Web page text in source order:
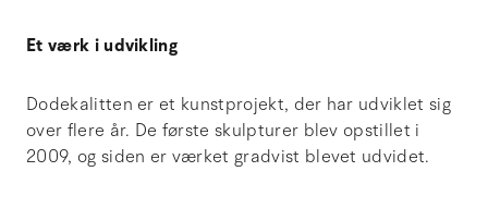
Et værk i udvikling
Dodekalitten er et kunstprojekt, der har udviklet sig
over flere år. De første skulpturer blev opstillet i
2009, og siden er værket gradvist blevet udvidet.